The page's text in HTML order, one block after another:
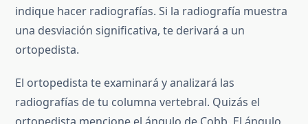
indique hacer radiografías. Si la radiografía muestra
una desviación significativa, te derivará a un
ortopedista.
El ortopedista te examinará y analizará las
radiografías de tu columna vertebral. Quizás el